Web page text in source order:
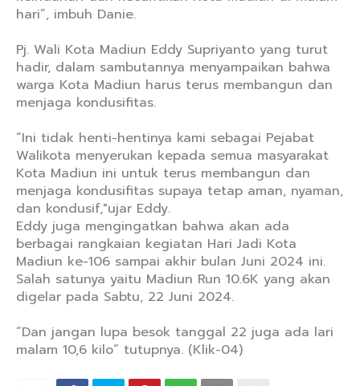
hari”, imbuh Danie.
Pj. Wali Kota Madiun Eddy Supriyanto yang turut
hadir, dalam sambutannya menyampaikan bahwa
warga Kota Madiun harus terus membangun dan
menjaga kondusifitas.
“Ini tidak henti-hentinya kami sebagai Pejabat
Walikota menyerukan kepada semua masyarakat
Kota Madiun ini untuk terus membangun dan
menjaga kondusifitas supaya tetap aman, nyaman,
dan kondusif,"ujar Eddy.
Eddy juga mengingatkan bahwa akan ada
berbagai rangkaian kegiatan Hari Jadi Kota
Madiun ke-106 sampai akhir bulan Juni 2024 ini.
Salah satunya yaitu Madiun Run 10.6K yang akan
digelar pada Sabtu, 22 Juni 2024.
“Dan jangan lupa besok tanggal 22 juga ada lari
malam 10,6 kilo” tutupnya. (Klik-04)